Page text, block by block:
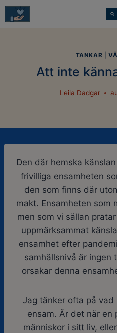
Skip
to
TANKAR
Att inte
Leila Dadgar
Den där hemska
frivilliga ensamheten
den som finns där
makt. Ensamheten som
men som vi sällan
uppmärksammat
ensamhet efter
samhällsnivå är ingen
orsakar denna
Jag tänker ofta på vad
ensam. Är det när en
människor i sitt liv,